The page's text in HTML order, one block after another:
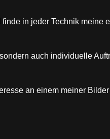
in jeder Technik meine
auch individuelle
an einem meiner